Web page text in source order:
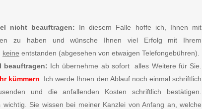
nicht beauftragen: In diesem Falle hoffe ich, Ihnen mit
zu haben und wünsche Ihnen viel Erfolg mit Ihrem
keine entstanden (abgesehen von etwaigen Telefongebühren).
beauftragen: Ich übernehme ab sofort alles Weitere für Sie.
kümmern . Ich werde Ihnen den Ablauf noch einmal schriftlich
und die anfallenden Kosten schriftlich bestätigen.
Sie wissen bei meiner Kanzlei von Anfang an, welche